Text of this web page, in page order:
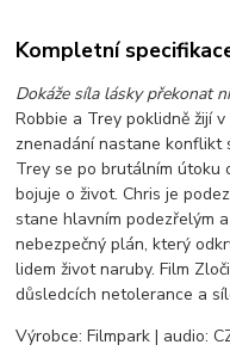
Kompletní
Dokáže síla lásky překonat
Robbie a Trey poklidně žijí
znenadání nastane konflikt
Trey se po brutálním útoku
bojuje o život. Chris je
stane hlavním podezřelým
nebezpečný plán, který
lidem život naruby. Film
důsledcích netolerance a
Výrobce: Filmpark | audio: